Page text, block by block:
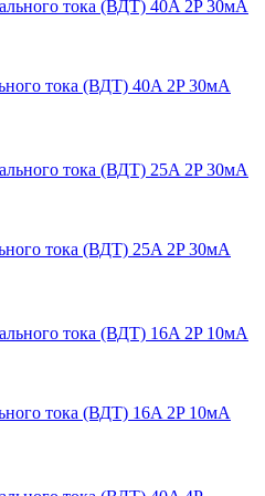
тока (ВДТ) 40A 2P 30мА
тока (ВДТ) 25A 2P 30мА
тока (ВДТ) 16A 2P 10мА